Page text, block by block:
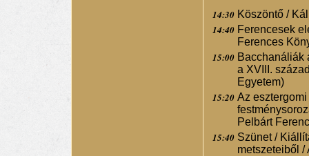
14:30 Köszöntő /
14:40 Ferencesek
Ferences
15:00 Bacchanáliák
a XVIII.
Egyetem)
15:20 Az
Pelbárt
15:40 Szünet /
metszeteiből /